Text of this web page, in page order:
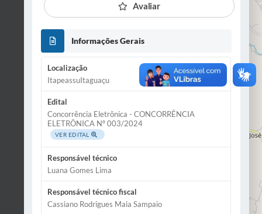
2
2
2
VER OBRA
Avaliar
Informações Gerais
Localização
ItapeassuItaguaçu
Edital
Concorrência Eletrônica - CONCORRÊNCIA
ELETRÔNICA Nº 003/2024
VER EDITAL
Responsável técnico
Luana Gomes Lima
Responsável técnico fiscal
Cassiano Rodrigues Maia Sampaio